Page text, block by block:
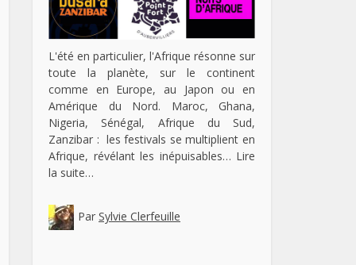
L'été en particulier, l'Afrique résonne sur
toute la planète, sur le continent
comme en Europe, au Japon ou en
Amérique du Nord. Maroc, Ghana,
Nigeria, Sénégal, Afrique du Sud,
Zanzibar : les festivals se multiplient en
Afrique, révélant les inépuisables… Lire
la suite…
Par Sylvie Clerfeuille